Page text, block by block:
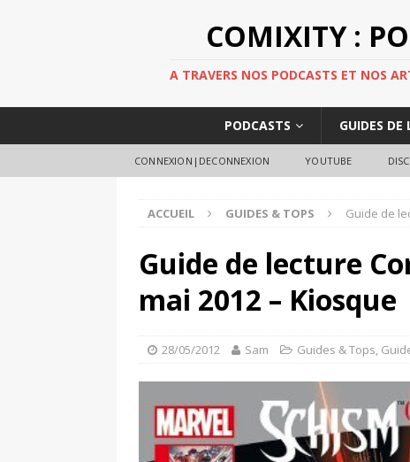
COMIXITY :
A TRAVERS NOS PODCASTS ET NOS
PODCASTS GUIDES DE
CONNEXION|DECONNEXION YOUTUBE
ACCUEIL GUIDES & TOPS Guide de
Guide de lecture
mai 2012 – Kiosque
28/05/2012 Sam Guides & Tops,